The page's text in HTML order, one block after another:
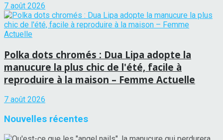
7 août 2026
Polka dots chromés : Dua Lipa adopte la
manucure la plus chic de l'été, facile à
reproduire à la maison – Femme Actuelle
7 août 2026
Nouvelles récentes